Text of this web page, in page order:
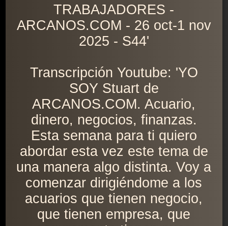
TRABAJADORES -
ARCANOS.COM - 26 oct-1 nov
2025 - S44'
Transcripción Youtube: 'YO
SOY Stuart de
ARCANOS.COM. Acuario,
dinero, negocios, finanzas.
Esta semana para ti quiero
abordar esta vez este tema de
una manera algo distinta. Voy a
comenzar dirigiéndome a los
acuarios que tienen negocio,
que tienen empresa, que